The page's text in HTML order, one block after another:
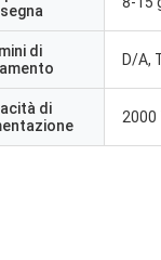
di
D/A,
di
2000